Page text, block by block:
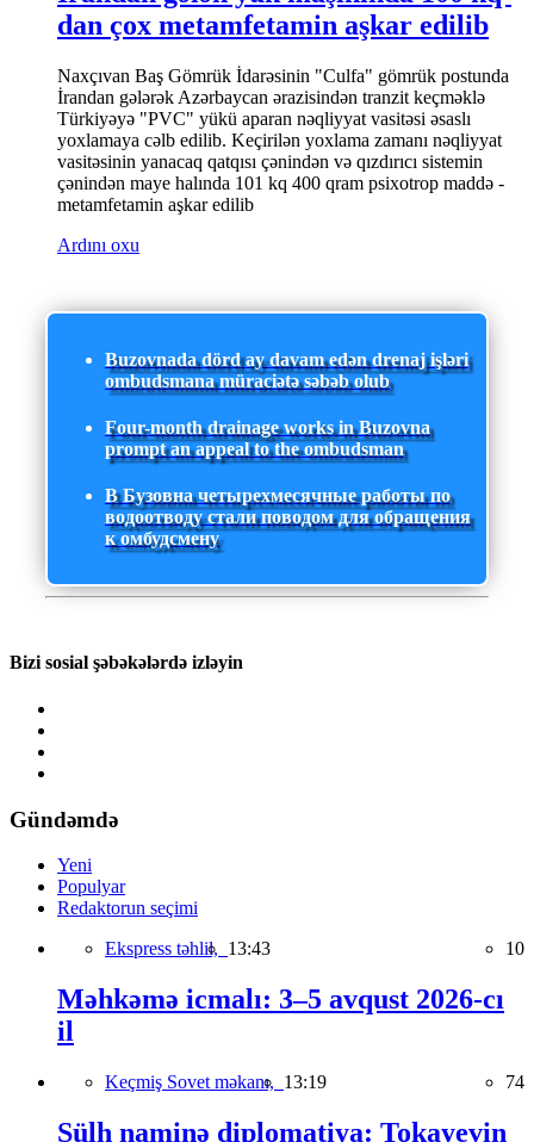
dan çox metamfetamin aşkar edilib
Naxçıvan Baş Gömrük İdarəsinin "Culfa" gömrük postunda
İrandan gələrək Azərbaycan ərazisindən tranzit keçməklə
Türkiyəyə "PVC" yükü aparan nəqliyyat vasitəsi əsaslı
yoxlamaya cəlb edilib. Keçirilən yoxlama zamanı nəqliyyat
vasitəsinin yanacaq qatqısı çənindən və qızdırıcı sistemin
çənindən maye halında 101 kq 400 qram psixotrop maddə -
metamfetamin aşkar edilib
Ardını oxu
Buzovnada dörd ay davam edən drenaj işləri
ombudsmana müraciətə səbəb olub
Four-month drainage works in Buzovna
prompt an appeal to the ombudsman
В Бузовна четырехмесячные работы по
водоотводу стали поводом для обращения
к омбудсмену
Bizi sosial şəbəkələrdə izləyin
Gündəmdə
Yeni
Populyar
Redaktorun seçimi
Ekspress təhlil, 13:43 10
Məhkəmə icmalı: 3–5 avqust 2026-cı
il
Keçmiş Sovet məkanı, 13:19 74
Sülh naminə diplomatiya: Tokayevin